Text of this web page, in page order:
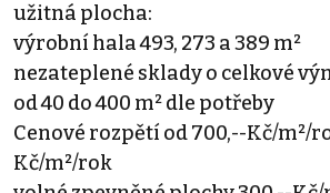
užitná plocha:
výrobní hala 493, 273 a 389 m²
nezateplené sklady o celkové
od 40 do 400 m² dle potřeby
Cenové rozpětí od 700,--Kč/m²/
Kč/m²/rok